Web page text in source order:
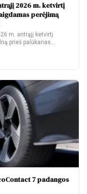
2026 m. ketvirtį
perėjimą
m. antrąjį ketvirtį
prieš palūkanas…
7 padangos